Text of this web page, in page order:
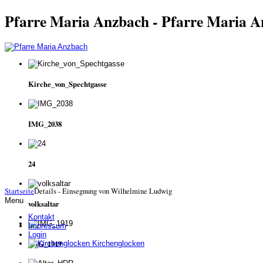
Pfarre Maria Anzbach - Pfarre Maria
Kirche_von_Spechtgasse
IMG_2038
24
volksaltar
IMG_1919
StartseiteDetails - Einsegnung von Wilhelmine Ludwig
Menu
Kontakt
Impressum
Login
Kirchenglocken